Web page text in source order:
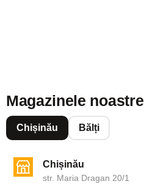
Magazinele noastre
Chișinău Bălți
Chișinău
str. Maria Dragan 20/1